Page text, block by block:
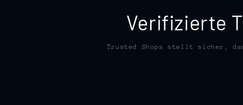
Verifizierte
Trusted Shops stellt sicher,